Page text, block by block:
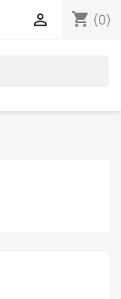
shopping_cart (0)
